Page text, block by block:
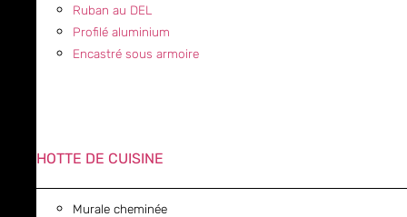
Ruban au DEL
Profilé aluminium
Encastré sous armoire
HOTTE DE CUISINE
Murale cheminée